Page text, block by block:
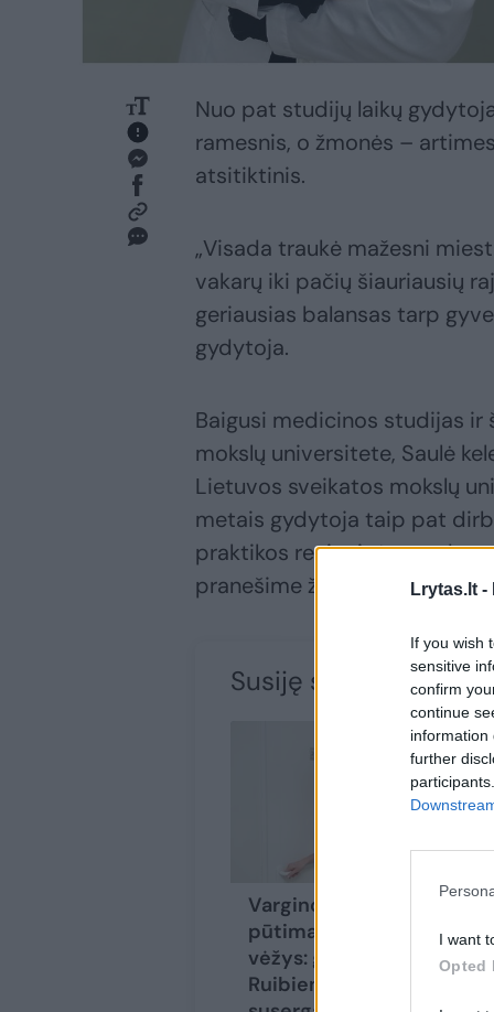
Lrytas.lt -
If you wish
sensitive
confirm
continue
information
further
I want
Opted
Nuo pat studijų laikų
ramesnis, o žmonės –
atsitiktinis.
„Visada traukė mažesni
vakarų iki pačių šiauriausių
geriausias balansas tarp
gydytoja.
Baigusi medicinos studijas
mokslų universitete, Saulė
Lietuvos sveikatos mokslų
metais gydytoja taip pat
praktikos regioninėse
pranešime žiniasklaidai.
Susiję straipsniai
Vargino tik pilvo
pūtimas, o buvo
vėžys: gydytoja E.
Ruibienė pastebi –